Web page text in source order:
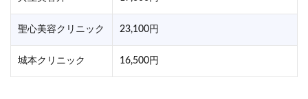
聖心美容クリニック 23,100円
城本クリニック 16,500円